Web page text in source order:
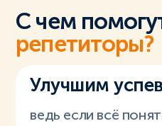
С чем
репетиторы?
Улучшим
ведь если всё